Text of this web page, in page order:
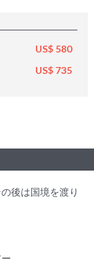
US$ 580
US$ 735
後は国境を渡り